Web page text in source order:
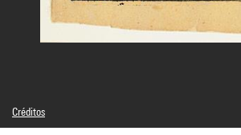
Créditos
Leyenda : Récolement, image du Musée des Beaux-